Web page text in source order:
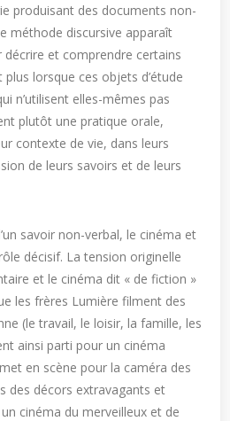
produisant des documents non-
méthode discursive apparaît
et comprendre certains
plus lorsque ces objets d’étude
n’utilisent elles-mêmes pas
plutôt une pratique orale,
contexte de vie, dans leurs
de leurs savoirs et de leurs
savoir non-verbal, le cinéma et
décisif. La tension originelle
et le cinéma dit « de fiction »
les frères Lumière filment des
(le travail, le loisir, la famille, les
ainsi parti pour un cinéma
en scène pour la caméra des
des décors extravagants et
cinéma du merveilleux et de